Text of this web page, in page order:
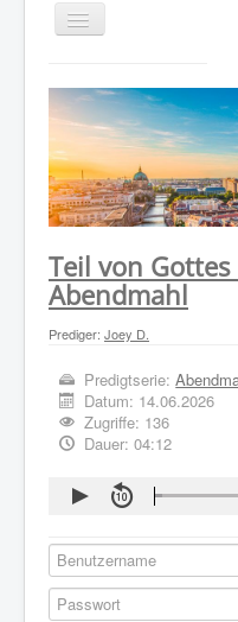
WER WIR SIND
GOTTESDIENST
PREDIGTEN
KONTAKT
Teil von Gottes
Abendmahl
Prediger: Joey D.
Predigtserie:
Datum: 14.06.2026
Zugriffe: 136
Dauer: 04:12